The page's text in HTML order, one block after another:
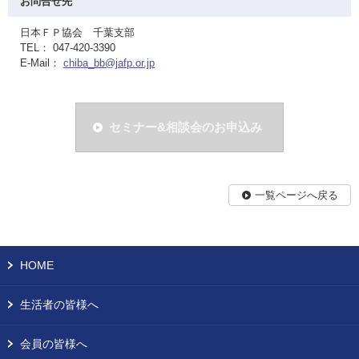
日本ＦＰ協会 千葉支部
TEL： 047-420-3390
E-Mail： chiba_bb@jafp.or.jp
セミナー&相談会のお申込み
一覧ページへ戻る
HOME
生活者の皆様へ
会員の皆様へ